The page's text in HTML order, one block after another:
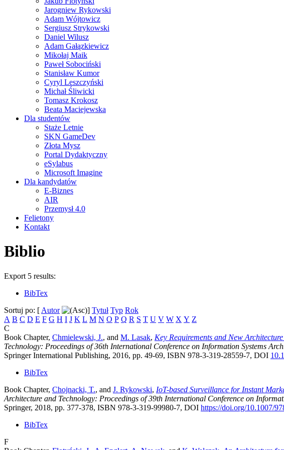
Jarogniew Rykowski
Adam Wójtowicz
Sergiusz Strykowski
Daniel Wilusz
Adam Gałązkiewicz
Mikołaj Maik
Paweł Sobociński
Stanisław Kumor
Cyryl Leszczyński
Michał Śliwicki
Tomasz Krokosz
Beata Maciejewska
Dla studentów
Staże Letnie
SKN GameDev
Złota Mysz
Portal Dydaktyczny
eSylabus
Microsoft Imagine
Dla kandydatów
E-Biznes
AIR
Przemysł 4.0
Felietony
Kontakt
Biblio
Export 5 results:
BibTex
Sortuj po: [ Autor ] Tytuł Typ Rok
A B C D E F G H I J K L M N O P Q R S T U V W X Y Z
C
Book Chapter, Chmielewski, J., and M. Lasak, Key Requirements and New
Technology: Proceedings of 36th International Conference on Information Systems
Springer International Publishing, 2016, pp. 49-69, ISBN 978-3-319-28559-7, DOI
BibTex
Book Chapter, Chojnacki, T., and J. Rykowski, IoT-based Surveillance for Instant
Architecture and Technology: Proceedings of 39th International Conference on
Springer, 2018, pp. 377-378, ISBN 978-3-319-99980-7, DOI https://doi.org/10.1007/
BibTex
F